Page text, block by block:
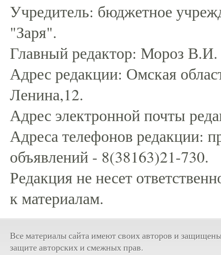
Учредитель: бюджетное
"Заря".
Главный редактор: Мороз В.И.
Адрес редакции: Омская
Ленина,12.
Адрес электронной почты
Адреса телефонов редакции:
объявлений - 8(38163)21-730.
Редакция не несет
к материалам.
Все материалы сайта имеют своих авторов и
защите авторских и смежных прав.